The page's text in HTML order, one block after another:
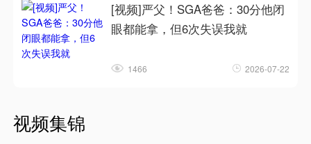
[视频]严父！SGA爸爸：30分他闭
眼都能拿，但6次失误我就
1466 2026-07-22
视频集锦